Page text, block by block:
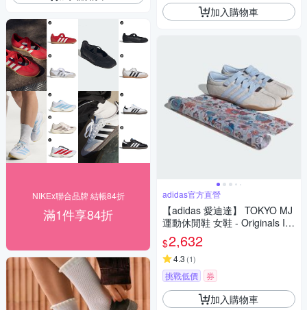
NIKEx聯合品牌 結帳84折
滿1件享84折
加入購物車
adidas官方直營
【adidas 愛迪達】 TOKYO MJ
運動休閒鞋 女鞋 - Originals IH
4532
$2,632
4.3 (1)
挑戰低價 券
加入購物車